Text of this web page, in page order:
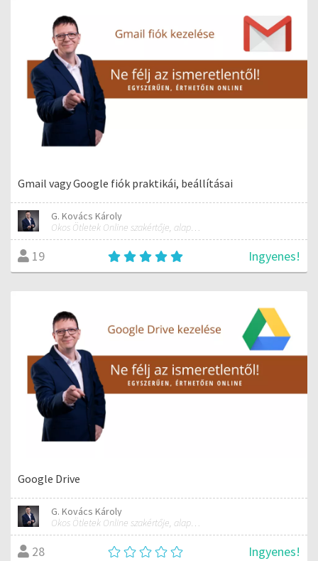
Gmail vagy Google fiók praktikái, beállításai
G. Kovács Károly
Okos Ötletek Online szakértője, alapítója
19 Ingyenes!
Google Drive
G. Kovács Károly
Okos Ötletek Online szakértője, alapítója
28 Ingyenes!